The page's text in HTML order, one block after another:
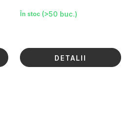
În stoc (>50 buc.)
DETALII